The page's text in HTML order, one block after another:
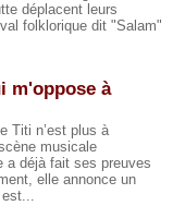
déplacent leurs
folklorique dit "Salam"
m'oppose à
Titi n’est plus à
musicale
a déjà fait ses preuves
elle annonce un